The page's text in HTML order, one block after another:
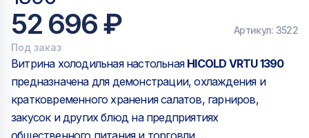
52 696 ₽ Артикул: 3522
Под заказ
Витрина холодильная настольная HICOLD VRTU 1390
предназначена для демонстрации, охлаждения и
кратковременного хранения салатов, гарниров,
закусок и других блюд на предприятиях
общественного питания и торговли.